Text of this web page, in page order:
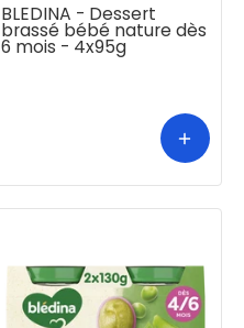
BLEDINA - Dessert
brassé bébé nature dès
6 mois - 4x95g